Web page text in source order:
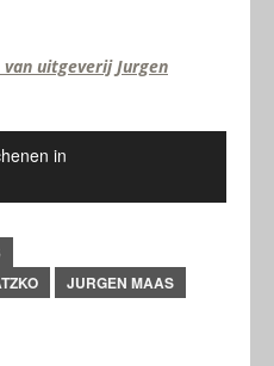
uitgeverij Jurgen
in
JURGEN MAAS